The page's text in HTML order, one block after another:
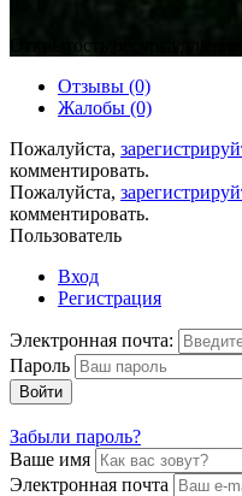
Открытость ресурса для
Отзывы (0)
Жалобы (0)
Пожалуйста,
комментировать.
Пожалуйста,
комментировать.
Пользователь
Вход
Регистрация
Электронная почта:
Пароль
Войти
Забыли пароль?
Ваше имя
Электронная почта